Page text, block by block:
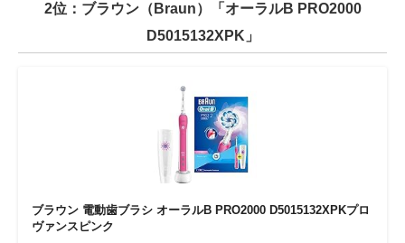
2位：ブラウン（Braun）「オーラルB PRO2000
D5015132XPK」
ブラウン 電動歯ブラシ オーラルB PRO2000 D5015132XPKプロ
ヴァンスピンク